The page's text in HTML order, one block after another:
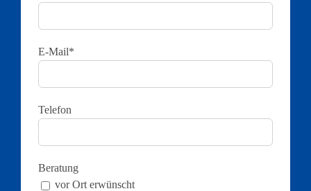
E-Mail*
Telefon
Beratung
vor Ort erwünscht